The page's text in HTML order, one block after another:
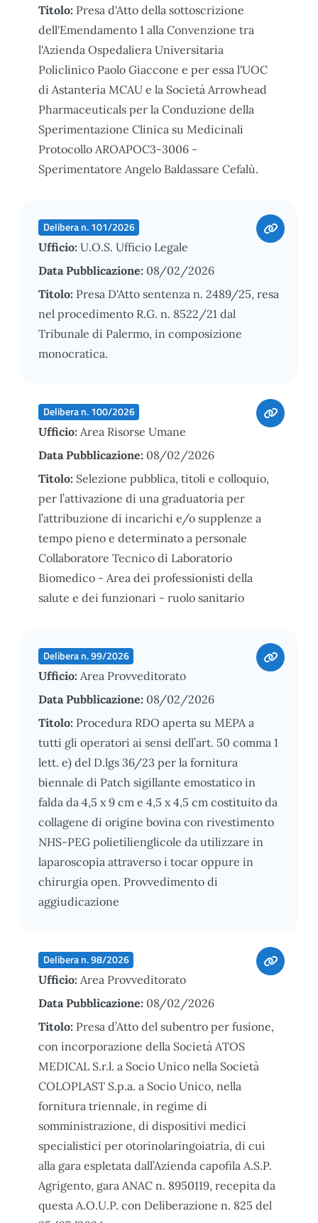
Titolo: Presa d'Atto della sottoscrizione
dell'Emendamento 1 alla Convenzione tra
l'Azienda Ospedaliera Universitaria
Policlinico Paolo Giaccone e per essa l'UOC
di Astanteria MCAU e la Società Arrowhead
Pharmaceuticals per la Conduzione della
Sperimentazione Clinica su Medicinali
Protocollo AROAPOC3-3006 -
Sperimentatore Angelo Baldassare Cefalù.
Delibera n. 101/2026
Ufficio: U.O.S. Ufficio Legale
Data Pubblicazione: 08/02/2026
Titolo: Presa D'Atto sentenza n. 2489/25, resa
nel procedimento R.G. n. 8522/21 dal
Tribunale di Palermo, in composizione
monocratica.
Delibera n. 100/2026
Ufficio: Area Risorse Umane
Data Pubblicazione: 08/02/2026
Titolo: Selezione pubblica, titoli e colloquio,
per l’attivazione di una graduatoria per
l’attribuzione di incarichi e/o supplenze a
tempo pieno e determinato a personale
Collaboratore Tecnico di Laboratorio
Biomedico - Area dei professionisti della
salute e dei funzionari - ruolo sanitario
Delibera n. 99/2026
Ufficio: Area Provveditorato
Data Pubblicazione: 08/02/2026
Titolo: Procedura RDO aperta su MEPA a
tutti gli operatori ai sensi dell’art. 50 comma 1
lett. e) del D.lgs 36/23 per la fornitura
biennale di Patch sigillante emostatico in
falda da 4,5 x 9 cm e 4,5 x 4,5 cm costituito da
collagene di origine bovina con rivestimento
NHS-PEG polietilienglicole da utilizzare in
laparoscopia attraverso i tocar oppure in
chirurgia open. Provvedimento di
aggiudicazione
Delibera n. 98/2026
Ufficio: Area Provveditorato
Data Pubblicazione: 08/02/2026
Titolo: Presa d’Atto del subentro per fusione,
con incorporazione della Società ATOS
MEDICAL S.r.l. a Socio Unico nella Società
COLOPLAST S.p.a. a Socio Unico, nella
fornitura triennale, in regime di
somministrazione, di dispositivi medici
specialistici per otorinolaringoiatria, di cui
alla gara espletata dall’Azienda capofila A.S.P.
Agrigento, gara ANAC n. 8950119, recepita da
questa A.O.U.P. con Deliberazione n. 825 del